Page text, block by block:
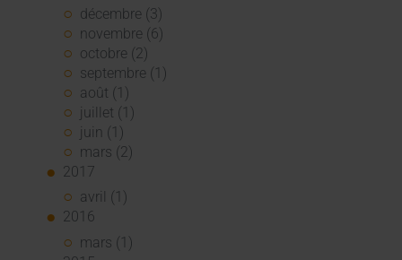
décembre (3)
novembre (6)
octobre (2)
septembre (1)
août (1)
juillet (1)
juin (1)
mars (2)
2017
avril (1)
2016
mars (1)